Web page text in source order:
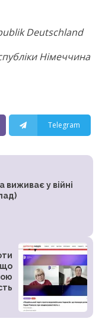
Deutschland
Німеччина
Telegram
виживає у війні
що